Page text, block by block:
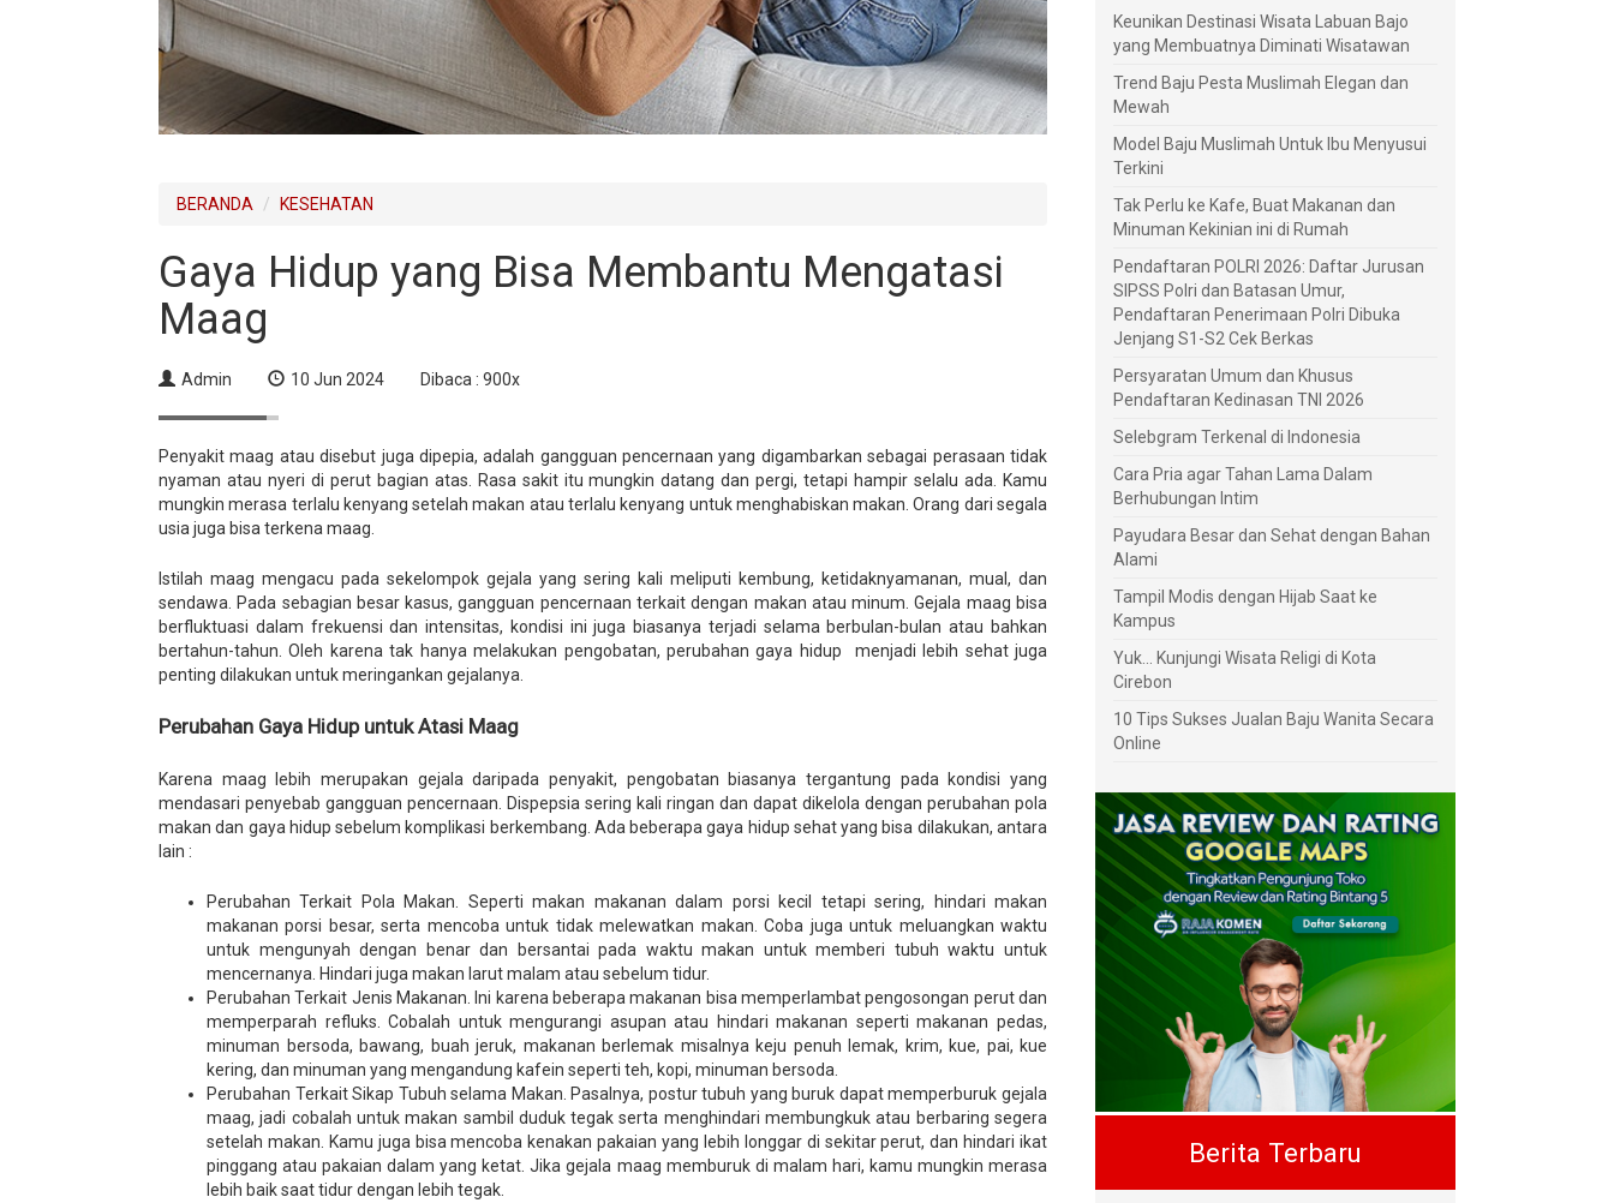
BERANDA KESEHATAN
Gaya Hidup yang Bisa Membantu Mengatasi
Maag
Admin 10 Jun 2024 Dibaca : 900x
Penyakit maag atau disebut juga dipepia, adalah gangguan pencernaan yang digambarkan sebagai perasaan tidak
nyaman atau nyeri di perut bagian atas. Rasa sakit itu mungkin datang dan pergi, tetapi hampir selalu ada. Kamu
mungkin merasa terlalu kenyang setelah makan atau terlalu kenyang untuk menghabiskan makan. Orang dari segala
usia juga bisa terkena maag.
Istilah maag mengacu pada sekelompok gejala yang sering kali meliputi kembung, ketidaknyamanan, mual, dan
sendawa. Pada sebagian besar kasus, gangguan pencernaan terkait dengan makan atau minum. Gejala maag bisa
berfluktuasi dalam frekuensi dan intensitas, kondisi ini juga biasanya terjadi selama berbulan-bulan atau bahkan
bertahun-tahun. Oleh karena tak hanya melakukan pengobatan, perubahan gaya hidup menjadi lebih sehat juga
penting dilakukan untuk meringankan gejalanya.
Perubahan Gaya Hidup untuk Atasi Maag
Karena maag lebih merupakan gejala daripada penyakit, pengobatan biasanya tergantung pada kondisi yang
mendasari penyebab gangguan pencernaan. Dispepsia sering kali ringan dan dapat dikelola dengan perubahan pola
makan dan gaya hidup sebelum komplikasi berkembang. Ada beberapa gaya hidup sehat yang bisa dilakukan, antara
lain :
Perubahan Terkait Pola Makan. Seperti makan makanan dalam porsi kecil tetapi sering, hindari makan
makanan porsi besar, serta mencoba untuk tidak melewatkan makan. Coba juga untuk meluangkan waktu
untuk mengunyah dengan benar dan bersantai pada waktu makan untuk memberi tubuh waktu untuk
mencernanya. Hindari juga makan larut malam atau sebelum tidur.
Perubahan Terkait Jenis Makanan. Ini karena beberapa makanan bisa memperlambat pengosongan perut dan
memperparah refluks. Cobalah untuk mengurangi asupan atau hindari makanan seperti makanan pedas,
minuman bersoda, bawang, buah jeruk, makanan berlemak misalnya keju penuh lemak, krim, kue, pai, kue
kering, dan minuman yang mengandung kafein seperti teh, kopi, minuman bersoda.
Perubahan Terkait Sikap Tubuh selama Makan. Pasalnya, postur tubuh yang buruk dapat memperburuk gejala
maag, jadi cobalah untuk makan sambil duduk tegak serta menghindari membungkuk atau berbaring segera
setelah makan. Kamu juga bisa mencoba kenakan pakaian yang lebih longgar di sekitar perut, dan hindari ikat
pinggang atau pakaian dalam yang ketat. Jika gejala maag memburuk di malam hari, kamu mungkin merasa
lebih baik saat tidur dengan lebih tegak.
Keunikan Destinasi Wisata Labuan Bajo
yang Membuatnya Diminati Wisatawan
Trend Baju Pesta Muslimah Elegan dan
Mewah
Model Baju Muslimah Untuk Ibu Menyusui
Terkini
Tak Perlu ke Kafe, Buat Makanan dan
Minuman Kekinian ini di Rumah
Pendaftaran POLRI 2026: Daftar Jurusan
SIPSS Polri dan Batasan Umur,
Pendaftaran Penerimaan Polri Dibuka
Jenjang S1-S2 Cek Berkas
Persyaratan Umum dan Khusus
Pendaftaran Kedinasan TNI 2026
Selebgram Terkenal di Indonesia
Cara Pria agar Tahan Lama Dalam
Berhubungan Intim
Payudara Besar dan Sehat dengan Bahan
Alami
Tampil Modis dengan Hijab Saat ke
Kampus
Yuk... Kunjungi Wisata Religi di Kota
Cirebon
10 Tips Sukses Jualan Baju Wanita Secara
Online
Berita Terbaru